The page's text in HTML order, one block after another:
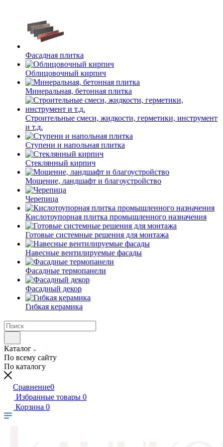
Фасадная плитка
Облицовочный кирпич
Минеральная, бетонная плитка
Строительные смеси, жидкости, герметики, инструмент
и т.д.
Ступени и напольная плитка
Cтеклянный кирпич
Мощение, ландшафт и благоустройство
Черепица
Кислотоупорная плитка промышленного назначения
Готовые системные решения для монтажа
Навесные вентилируемые фасады
Фасадные термопанели
Фасадный декор
Гибкая керамика
Каталог
По всему сайту
По каталогу
Сравнение0
Избранные товары 0
Корзина 0